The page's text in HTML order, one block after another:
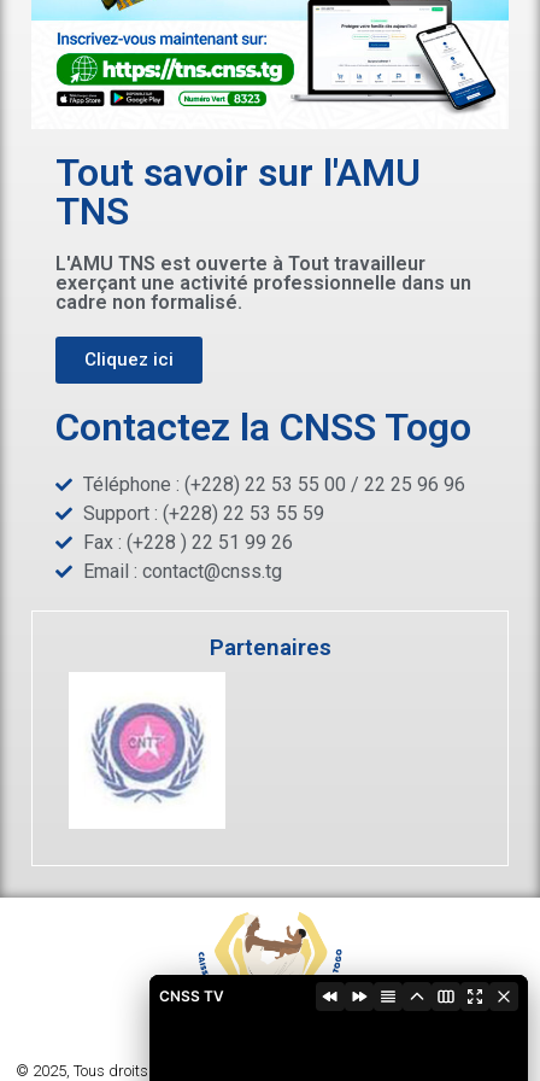
Tout savoir sur l'AMU
TNS
L'AMU TNS est ouverte à Tout travailleur
exerçant une activité professionnelle dans un
cadre non formalisé.
Cliquez ici
Contactez la CNSS Togo
Téléphone : (+228) 22 53 55 00 / 22 25 96 96
Support : (+228) 22 53 55 59
Fax : (+228 ) 22 51 99 26
Email : contact@cnss.tg
Partenaires
© 2025, Tous droits réservés - Caisse Nationale de Sécurité Sociale du Togo
CNSS TV